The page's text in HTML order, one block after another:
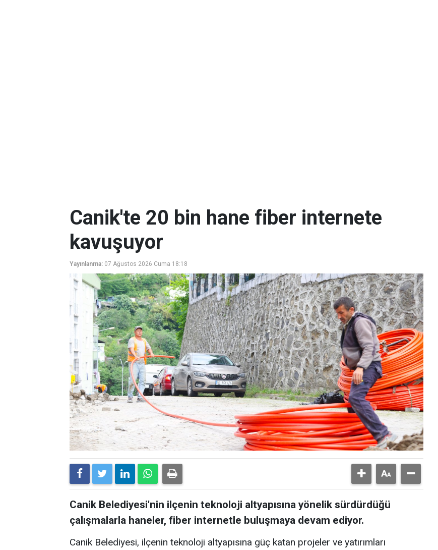
Canik'te 20 bin hane fiber internete
kavuşuyor
Yayınlanma: 07 Ağustos 2026 Cuma 18:18
Canik Belediyesi'nin ilçenin teknoloji altyapısına yönelik sürdürdüğü
çalışmalarla haneler, fiber internetle buluşmaya devam ediyor.
Canik Belediyesi, ilçenin teknoloji altyapısına güç katan projeler ve yatırımları